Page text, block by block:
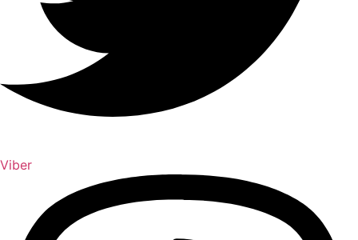
Viber